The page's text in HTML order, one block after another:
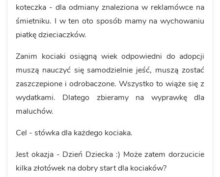
koteczka - dla odmiany znaleziona w reklamówce na
śmietniku. I w ten oto sposób mamy na wychowaniu
piatkę dzieciaczków.
Zanim kociaki osiągną wiek odpowiedni do adopcji
muszą nauczyć się samodzielnie jeść, muszą zostać
zaszczepione i odrobaczone. Wszystko to wiąże się z
wydatkami. Dlatego zbieramy na wyprawkę dla
maluchów.
Cel - stówka dla każdego kociaka.
Jest okazja - Dzień Dziecka :) Może zatem dorzucicie
kilka złotówek na dobry start dla kociaków?